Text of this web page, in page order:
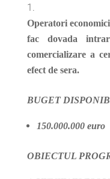
Operatori
fac dovada
comercializare a
efect de sera.
BUGET
150.000.000 euro
OBIECTUL